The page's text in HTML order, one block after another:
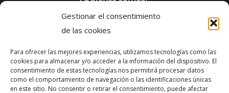
Gestionar el consentimiento
de las cookies
Para ofrecer las mejores experiencias, utilizamos tecnologías como las
cookies para almacenar y/o acceder a la información del dispositivo. El
consentimiento de estas tecnologías nos permitirá procesar datos
como el comportamiento de navegación o las identificaciones únicas
en este sitio. No consentir o retirar el consentimiento, puede afectar
Política de privacidad
Webmaster
soporte@fotosdlahabana.com